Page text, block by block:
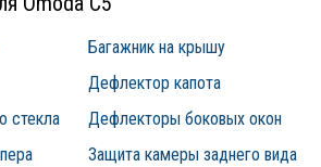
Багажник на крышу
Дефлектор капота
стекла
Дефлекторы боковых окон
Защита камеры заднего вида